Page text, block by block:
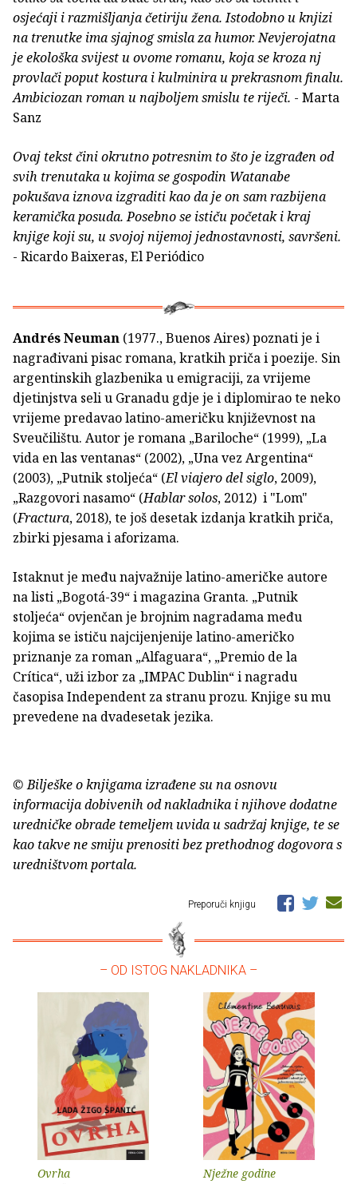
osjećaji i razmišljanja četiriju žena. Istodobno u knjizi
na trenutke ima sjajnog smisla za humor. Nevjerojatna
je ekološka svijest u ovome romanu, koja se kroza nj
provlači poput kostura i kulminira u prekrasnom finalu.
Ambiciozan roman u najboljem smislu te riječi. - Marta
Sanz
Ovaj tekst čini okrutno potresnim to što je izgrađen od
svih trenutaka u kojima se gospodin Watanabe
pokušava iznova izgraditi kao da je on sam razbijena
keramička posuda. Posebno se ističu početak i kraj
knjige koji su, u svojoj nijemoj jednostavnosti, savršeni.
- Ricardo Baixeras, El Periódico
Andrés Neuman (1977., Buenos Aires) poznati je i
nagrađivani pisac romana, kratkih priča i poezije. Sin
argentinskih glazbenika u emigraciji, za vrijeme
djetinjstva seli u Granadu gdje je i diplomirao te neko
vrijeme predavao latino-američku književnost na
Sveučilištu. Autor je romana „Bariloche“ (1999), „La
vida en las ventanas“ (2002), „Una vez Argentina“
(2003), „Putnik stoljeća“ (El viajero del siglo, 2009),
„Razgovori nasamo“ (Hablar solos, 2012) i "Lom"
(Fractura, 2018), te još desetak izdanja kratkih priča,
zbirki pjesama i aforizama.
Istaknut je među najvažnije latino-američke autore
na listi „Bogotá-39“ i magazina Granta. „Putnik
stoljeća“ ovjenčan je brojnim nagradama među
kojima se ističu najcijenjenije latino-američko
priznanje za roman „Alfaguara“, „Premio de la
Crítica“, uži izbor za „IMPAC Dublin“ i nagradu
časopisa Independent za stranu prozu. Knjige su mu
prevedene na dvadesetak jezika.
© Bilješke o knjigama izrađene su na osnovu
informacija dobivenih od nakladnika i njihove dodatne
uredničke obrade temeljem uvida u sadržaj knjige, te se
kao takve ne smiju prenositi bez prethodnog dogovora s
uredništvom portala.
Preporuči knjigu
– OD ISTOG NAKLADNIKA –
Ovrha Nježne godine